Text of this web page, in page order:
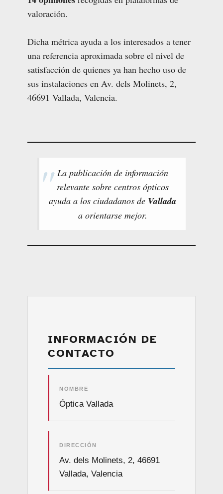
valoración.
Dicha métrica ayuda a los interesados a tener
una referencia aproximada sobre el nivel de
satisfacción de quienes ya han hecho uso de
sus instalaciones en Av. dels Molinets, 2,
46691 Vallada, Valencia.
La publicación de información
relevante sobre centros ópticos
ayuda a los ciudadanos de Vallada
a orientarse mejor.
INFORMACIÓN DE
CONTACTO
NOMBRE
Óptica Vallada
DIRECCIÓN
Av. dels Molinets, 2, 46691
Vallada, Valencia